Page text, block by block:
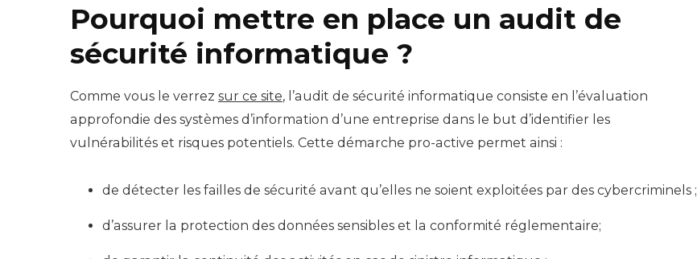
Pourquoi mettre en place un audit de
sécurité informatique ?
Comme vous le verrez sur ce site, l’audit de sécurité informatique consiste en l’évaluation
approfondie des systèmes d’information d’une entreprise dans le but d’identifier les
vulnérabilités et risques potentiels. Cette démarche pro-active permet ainsi :
de détecter les failles de sécurité avant qu’elles ne soient exploitées par des cybercriminels ;
d’assurer la protection des données sensibles et la conformité réglementaire;